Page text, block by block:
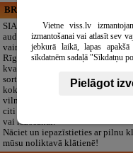
BRISTOLS ES, SIA
SIA "Bristols ES"
audumu outlet un
vairumtirdzniecība
Rīgā. Plašs un
kvalitatīvs tekstila
sortiments:
kokvilna, lins, zīds,
vilna, trikotāža un
citi audumi šūšanai
vai ražošanai.
Nāciet un iepazīstieties ar pilnu
mūsu noliktavā klātienē!
Vietne viss.lv
izmantošanai vai atlasīt sev
jebkurā laikā, lapas
sīkdatnēm sadaļā "Sīkdatņu
Pielāgot